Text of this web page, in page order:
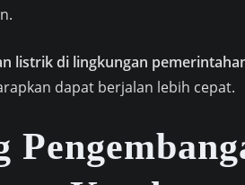
listrik di lingkungan
dapat berjalan lebih cepat.